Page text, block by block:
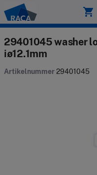
Raca shopping_cart
29401045 washer
iø12.1mm
Artikelnummer 29401045